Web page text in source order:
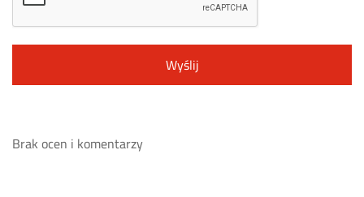
Brak ocen i komentarzy